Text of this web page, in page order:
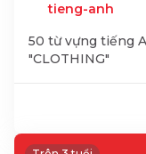
tieng-anh
50 từ vựng tiếng
"CLOTHING"